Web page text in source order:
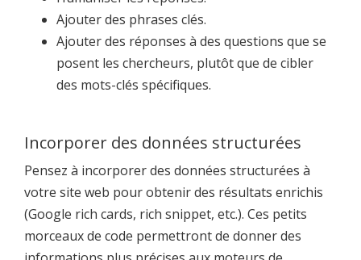
Ajouter des phrases clés.
Ajouter des réponses à des questions que se
posent les chercheurs, plutôt que de cibler
des mots-clés spécifiques.
Incorporer des données structurées
Pensez à incorporer des données structurées à
votre site web pour obtenir des résultats enrichis
(Google rich cards, rich snippet, etc.). Ces petits
morceaux de code permettront de donner des